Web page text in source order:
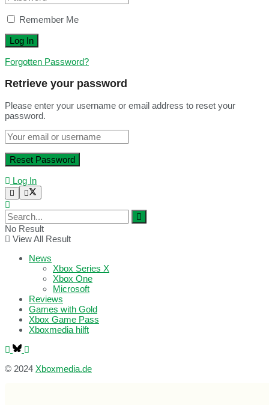
Remember Me
Forgotten Password?
Retrieve your password
Please enter your username or email address to reset your
password.
Log In
No Result
View All Result
News
Xbox Series X
Xbox One
Microsoft
Reviews
Games with Gold
Xbox Game Pass
Xboxmedia hilft
© 2024 Xboxmedia.de